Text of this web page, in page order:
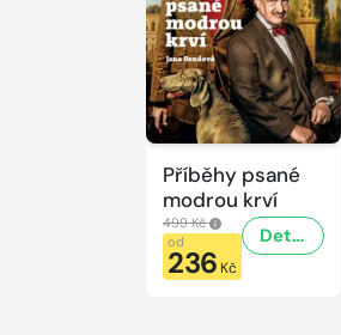
Příběhy psané
modrou krví
499 Kč
od
236 Kč
Detail